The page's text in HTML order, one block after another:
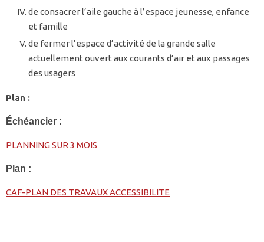
de consacrer l’aile gauche à l’espace jeunesse, enfance
et famille
de fermer l’espace d’activité de la grande salle
actuellement ouvert aux courants d’air et aux passages
des usagers
Plan :
Échéancier :
PLANNING SUR 3 MOIS
Plan :
CAF-PLAN DES TRAVAUX ACCESSIBILITE